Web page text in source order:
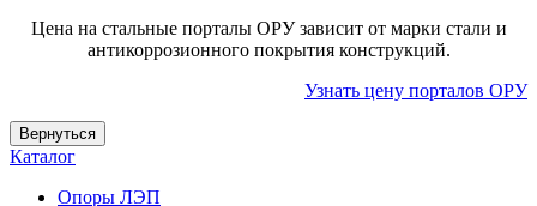
Цена на стальные порталы ОРУ зависит от марки стали и
антикоррозионного покрытия конструкций.
Узнать цену порталов ОРУ
Каталог
Опоры ЛЭП